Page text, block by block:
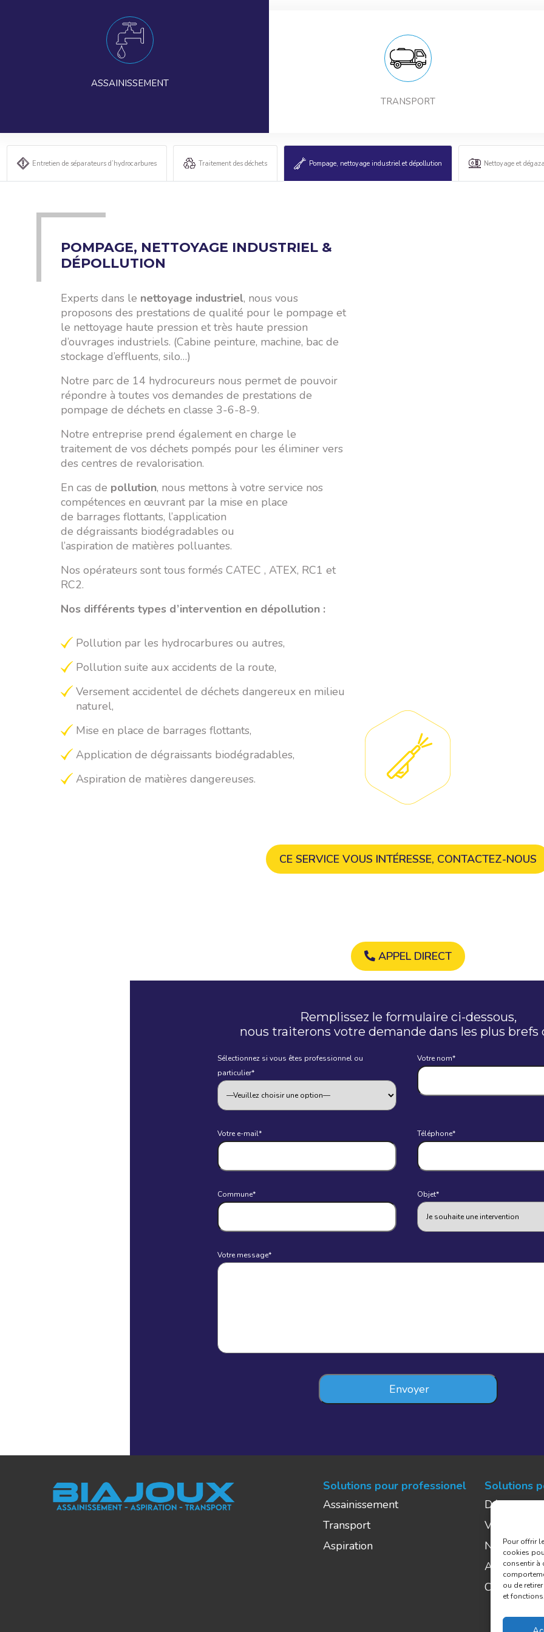
Pour offrir
cookies
consentir à
ou de
et fonctions.
ASSAINISSEMENT
TRANSPORT
Entretien de séparateurs d’hydrocarbures Traitement des déchets Pompage, nettoyage industriel et dépollution Nettoyage et
POMPAGE, NETTOYAGE INDUSTRIEL &
DÉPOLLUTION
Experts dans le nettoyage industriel, nous vous
proposons des prestations de qualité pour le pompage et
le nettoyage haute pression et très haute pression
d’ouvrages industriels. (Cabine peinture, machine, bac de
stockage d’effluents, silo…)
Notre parc de 14 hydrocureurs nous permet de pouvoir
répondre à toutes vos demandes de prestations de
pompage de déchets en classe 3-6-8-9.
Notre entreprise prend également en charge le
traitement de vos déchets pompés pour les éliminer vers
des centres de revalorisation.
En cas de pollution, nous mettons à votre service nos
compétences en œuvrant par la mise en place
de barrages flottants, l’application
de dégraissants biodégradables ou
l’aspiration de matières polluantes.
Nos opérateurs sont tous formés CATEC , ATEX, RC1 et
RC2.
Nos différents types d’intervention en dépollution :
Pollution par les hydrocarbures ou autres,
Pollution suite aux accidents de la route,
Versement accidentel de déchets dangereux en milieu
naturel,
Mise en place de barrages flottants,
Application de dégraissants biodégradables,
Aspiration de matières dangereuses.
CE SERVICE VOUS INTÉRESSE, CONTACTEZ-NOUS
APPEL DIRECT
Remplissez le formulaire ci-dessous,
nous traiterons votre demande dans les plus brefs
Sélectionnez si vous êtes professionnel ou
particulier*
Votre nom*
Votre e-mail* Téléphone*
Commune* Objet*
Votre message*
Solutions pour professionel
Assainissement
Transport
Aspiration
Solutions
Vidange et
Nettoyage
Aspiration
Curage